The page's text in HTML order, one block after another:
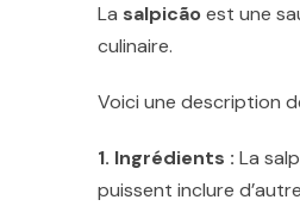
La salpicãoest une
culinaire.
Voici une description
1. Ingrédients : La
puissent inclure